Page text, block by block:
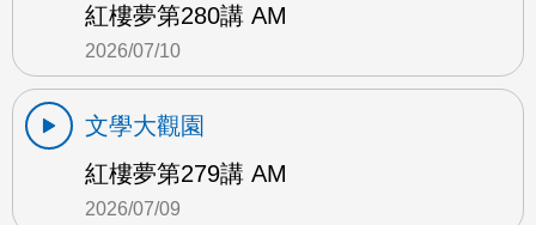
紅樓夢第280講 AM
2026/07/10
文學大觀園
紅樓夢第279講 AM
2026/07/09